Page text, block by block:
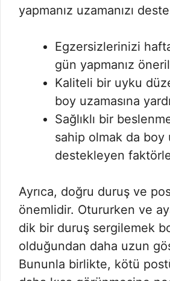
yapmanız uzamanızı
Egzersizlerinizi
gün yapmanız
Kaliteli bir uyku
boy uzamasına
Sağlıklı bir
sahip olmak da boy
destekleyen
Ayrıca, doğru duruş ve
önemlidir. Otururken ve
dik bir duruş sergilemek
olduğundan daha uzun
Bununla birlikte, kötü